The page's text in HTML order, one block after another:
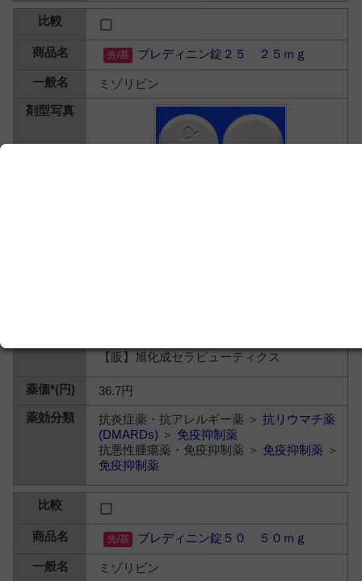
ブレディニン錠２５ ２５ｍｇ
ミゾリビン
【販】旭化成セラピューティクス
36.7円
抗炎症薬・抗アレルギー薬 ＞抗リウマチ薬
(DMARDs) ＞ 免疫抑制薬
抗悪性腫瘍薬・免疫抑制薬 ＞ 免疫抑制薬 ＞
免疫抑制薬
ブレディニン錠５０ ５０ｍｇ
ミゾリビン